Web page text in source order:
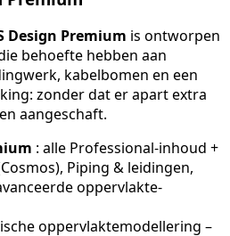
Design Premium is ontworpen
behoefte hebben aan
kabelbomen en een
zonder dat er apart extra
aangeschaft.
: alle Professional-inhoud +
Piping & leidingen,
oppervlakte-
oppervlaktemodellering –